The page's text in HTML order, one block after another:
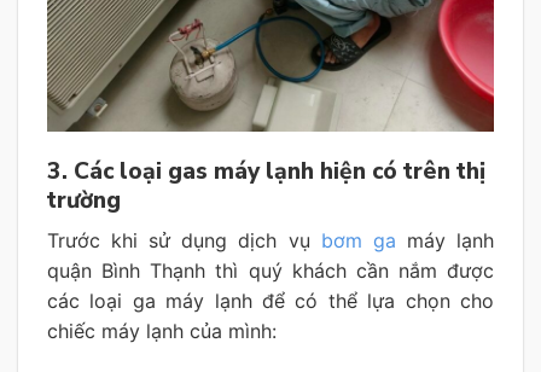
3. Các loại gas máy lạnh hiện có trên thị
trường
Trước khi sử dụng dịch vụ bơm ga máy lạnh
quận Bình Thạnh thì quý khách cần nắm được
các loại ga máy lạnh để có thể lựa chọn cho
chiếc máy lạnh của mình: